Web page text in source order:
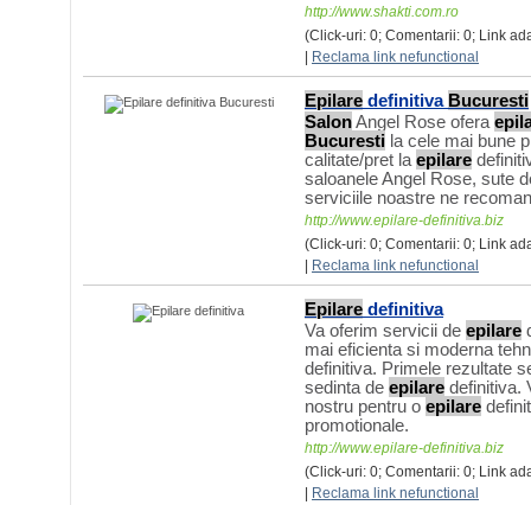
http://www.shakti.com.ro
(Click-uri: 0; Comentarii: 0; Link
Reclama link nefunctional
Epilare definitiva Bucuresti
SalonAngel Rose ofera
Bucuresti la cele mai bune
calitate/pret la epilare
saloanele Angel Rose, sute
serviciile noastre ne
http://www.epilare-definitiva.biz
(Click-uri: 0; Comentarii: 0; Link
Reclama link nefunctional
Epilare definitiva
Va oferim servicii de epilare
mai eficienta si moderna
definitiva. Primele rezultate
sedinta de epilare definitiva.
nostru pentru o epilare
promotionale.
http://www.epilare-definitiva.biz
(Click-uri: 0; Comentarii: 0; Link
Reclama link nefunctional